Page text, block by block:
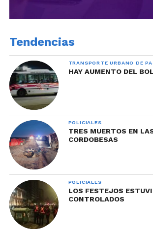
Tendencias
TRANSPORTE URBANO DE
HAY AUMENTO DEL
POLICIALES
TRES MUERTOS EN
CORDOBESAS
POLICIALES
LOS FESTEJOS
CONTROLADOS